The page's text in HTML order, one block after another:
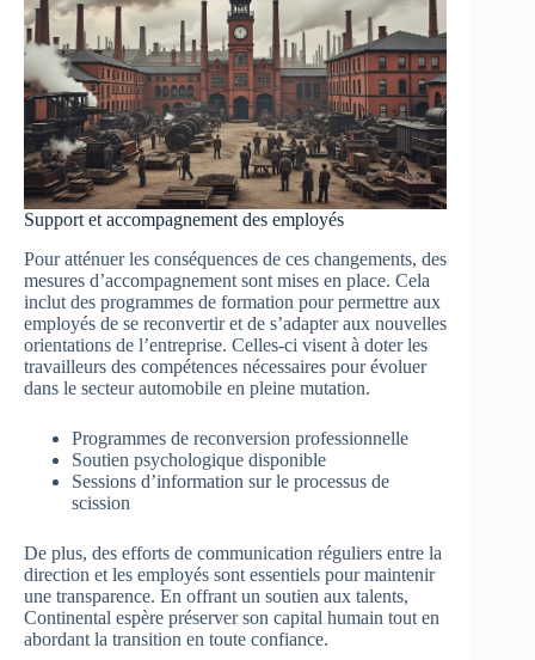
Support et accompagnement des employés
Pour atténuer les conséquences de ces changements, des
mesures d’accompagnement sont mises en place. Cela
inclut des programmes de formation pour permettre aux
employés de se reconvertir et de s’adapter aux nouvelles
orientations de l’entreprise. Celles-ci visent à doter les
travailleurs des compétences nécessaires pour évoluer
dans le secteur automobile en pleine mutation.
Programmes de reconversion professionnelle
Soutien psychologique disponible
Sessions d’information sur le processus de
scission
De plus, des efforts de communication réguliers entre la
direction et les employés sont essentiels pour maintenir
une transparence. En offrant un soutien aux talents,
Continental espère préserver son capital humain tout en
abordant la transition en toute confiance.